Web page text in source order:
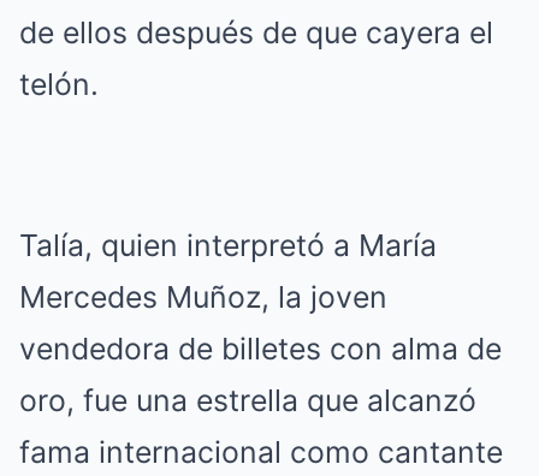
de ellos después de que cayera el
telón.
Talía, quien interpretó a María
Mercedes Muñoz, la joven
vendedora de billetes con alma de
oro, fue una estrella que alcanzó
fama internacional como cantante